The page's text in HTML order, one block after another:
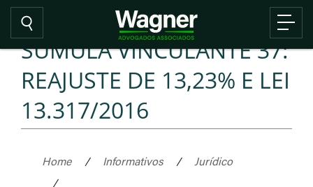
SÚMULA VINCULANTE 37:
REAJUSTE DE 13,23% E LEI
13.317/2016
Home / Informativos /
Jurídico
/